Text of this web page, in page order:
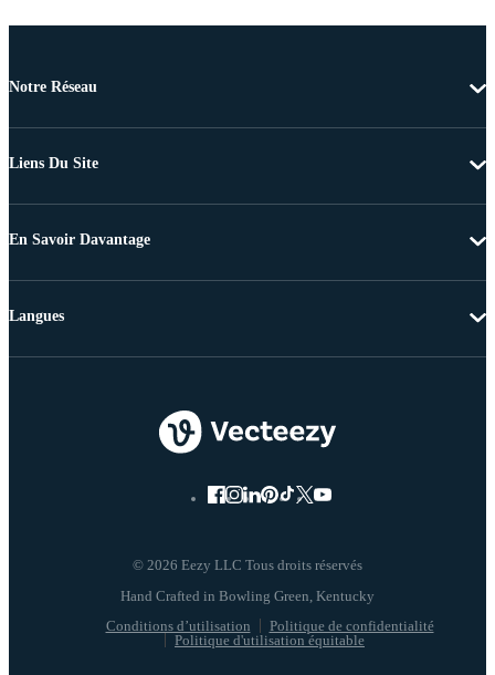
Notre Réseau
Liens Du Site
En Savoir Davantage
© 2026 Eezy LLC Tous droits réservés
Conditions d’utilisation
Politique de confidentialité
Politique d'utilisation équitable
Langues